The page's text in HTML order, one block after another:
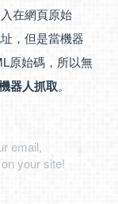
在網頁原始
，但是當機器
原始碼，所以無
器人抓取。
email,
your site!